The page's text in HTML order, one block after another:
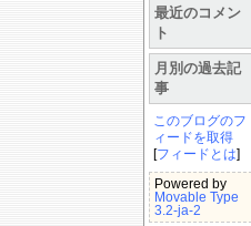
最近のコメン
ト
月別の過去記
事
このブログのフ
ィードを取得
[フィードとは]
Powered by
Movable Type
3.2-ja-2